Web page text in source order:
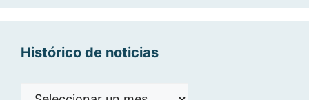
Histórico de noticias
Histórico